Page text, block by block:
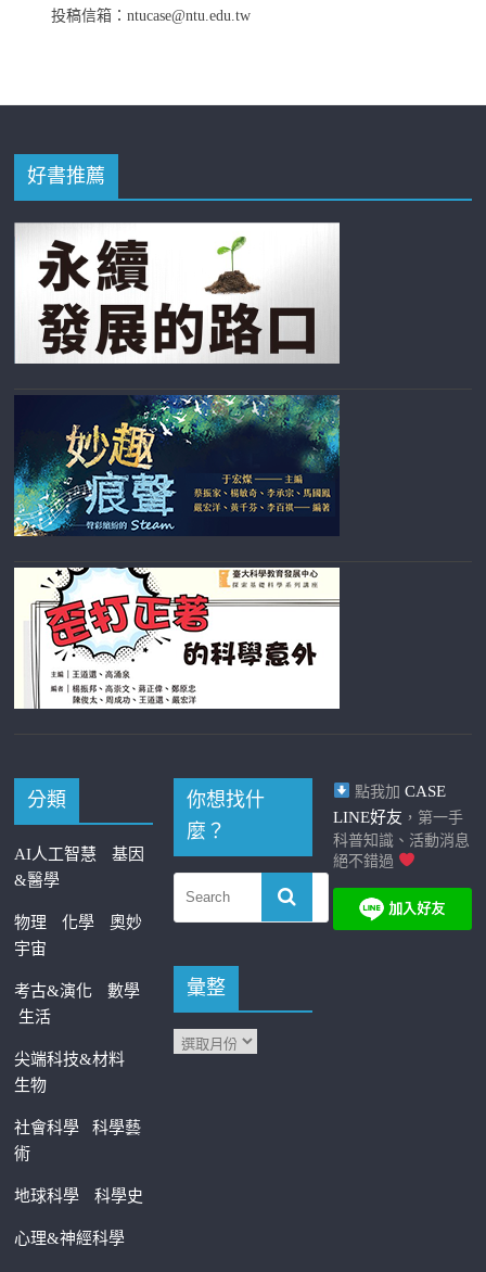
投稿信箱：ntucase@ntu.edu.tw
好書推薦
分類
AI人工智慧
基因
&醫學
物理 化學
奧妙
宇宙
考古&演化
數學
生活
尖端科技&材料
生物
社會科學科學藝
術
地球科學 科學史
心理&神經科學
你想找什
麼？
彙整
點我加 CASE
LINE好友 ，第一手
科普知識、活動消息
絕不錯過